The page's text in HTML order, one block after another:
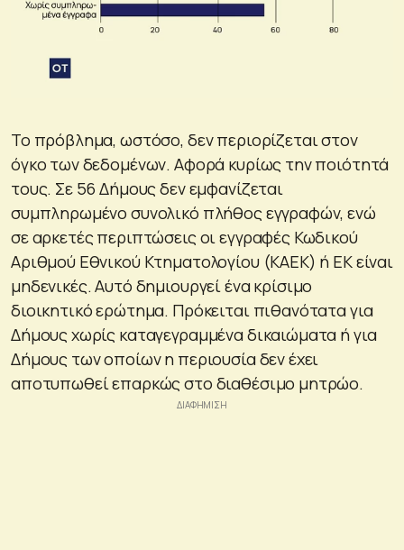
Το πρόβλημα, ωστόσο, δεν περιορίζεται στον
όγκο των δεδομένων. Αφορά κυρίως την ποιότητά
τους. Σε 56 Δήμους δεν εμφανίζεται
συμπληρωμένο συνολικό πλήθος εγγραφών, ενώ
σε αρκετές περιπτώσεις οι εγγραφές Κωδικού
Αριθμού Εθνικού Κτηματολογίου (ΚΑΕΚ) ή ΕΚ είναι
μηδενικές. Αυτό δημιουργεί ένα κρίσιμο
διοικητικό ερώτημα. Πρόκειται πιθανότατα για
Δήμους χωρίς καταγεγραμμένα δικαιώματα ή για
Δήμους των οποίων η περιουσία δεν έχει
αποτυπωθεί επαρκώς στο διαθέσιμο μητρώο.